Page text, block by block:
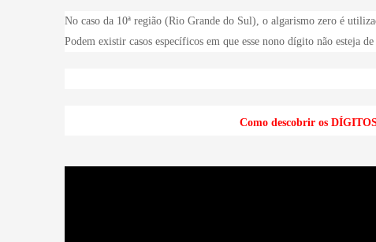
No caso da 10ª região (Rio Grande do Sul), o algarismo zero é
Podem existir casos específicos em que esse nono dígito não esteja
Como descobrir os